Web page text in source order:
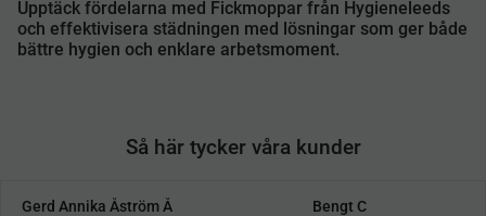
Upptäck fördelarna med Fickmoppar från Hygieneleeds
och effektivisera städningen med lösningar som ger både
bättre hygien och enklare arbetsmoment.
Så här tycker våra kunder